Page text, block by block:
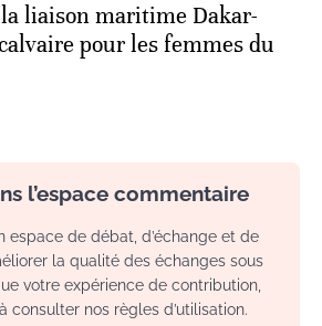
liaison maritime Dakar-
pour les femmes du
l’espace commentaire
espace de débat, d’échange et de
la qualité des échanges sous
votre expérience de contribution,
consulter nos règles d’utilisation.